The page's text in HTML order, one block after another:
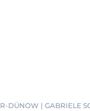
DÜNOW | GABRIELE